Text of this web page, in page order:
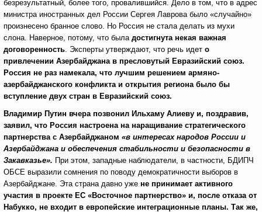
безрезультатный, более того, провалившийся. Дело в том, что в адрес
министра иностранных дел России Сергея Лаврова было «случайно»
произнесено бранное слово. Но Россия не стала делать из мухи
слона. Наверное, потому, что была достигнута некая важная
договоренность. Эксперты утверждают, что речь идет о
привлечении Азербайджана в пресловутый Евразийский союз.
Россия не раз намекала, что лучшим решением армяно-
азербайджанского конфликта и открытия региона было бы
вступление двух стран в Евразийский союз.
Владимир Путин вчера позвонил Ильхаму Алиеву и, поздравив,
заявил, что Россия настроена на наращивание стратегического
партнерства с Азербайджаном «в интересах народов России и
Азербайджана и обеспечения стабильности и безопасности в
Закавказье». При этом, западные наблюдатели, в частности, БДИПЧ
ОБСЕ выразили сомнения по поводу демократичности выборов в
Азербайджане. Эта страна давно уже не принимает активного
участия в проекте ЕС «Восточное партнерство» и, после отказа от
Набукко, не входит в европейские интеграционные планы. Так же,